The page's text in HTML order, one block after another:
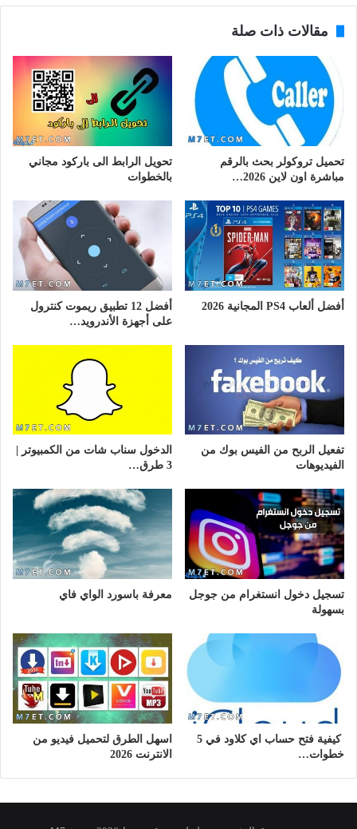
مقالات ذات صلة
تحميل تروكولر بحث بالرقم
مباشرة اون لاين 2026…
تحويل الرابط الى باركود مجاني
بالخطوات
أفضل ألعاب PS4 المجانية 2026
أفضل 12 تطبيق ريموت كنترول
على أجهزة الأندرويد…
تفعيل الربح من الفيس بوك من
الفيديوهات
الدخول سناب شات من الكمبيوتر |
3 طرق…
تسجيل دخول انستغرام من جوجل
بسهولة
معرفة باسورد الواي فاي
كيفية فتح حساب اي كلاود في 5
خطوات…
اسهل الطرق لتحميل فيديو من
الانترنت 2026